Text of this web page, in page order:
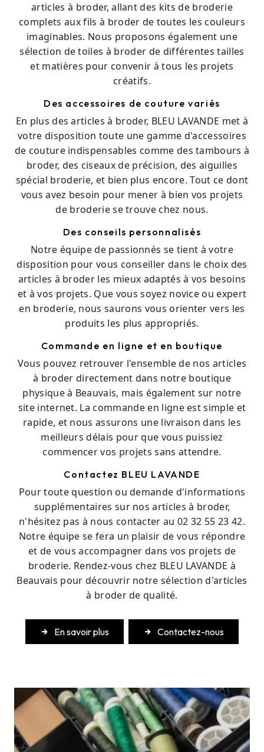
articles à broder, allant des kits de broderie
complets aux fils à broder de toutes les couleurs
imaginables. Nous proposons également une
sélection de toiles à broder de différentes tailles
et matières pour convenir à tous les projets
créatifs.
Des accessoires de couture variés
En plus des articles à broder, BLEU LAVANDE met à
votre disposition toute une gamme d'accessoires
de couture indispensables comme des tambours à
broder, des ciseaux de précision, des aiguilles
spécial broderie, et bien plus encore. Tout ce dont
vous avez besoin pour mener à bien vos projets
de broderie se trouve chez nous.
Des conseils personnalisés
Notre équipe de passionnés se tient à votre
disposition pour vous conseiller dans le choix des
articles à broder les mieux adaptés à vos besoins
et à vos projets. Que vous soyez novice ou expert
en broderie, nous saurons vous orienter vers les
produits les plus appropriés.
Commande en ligne et en boutique
Vous pouvez retrouver l'ensemble de nos articles
à broder directement dans notre boutique
physique à Beauvais, mais également sur notre
site internet. La commande en ligne est simple et
rapide, et nous assurons une livraison dans les
meilleurs délais pour que vous puissiez
commencer vos projets sans attendre.
Contactez BLEU LAVANDE
Pour toute question ou demande d'informations
supplémentaires sur nos articles à broder,
n'hésitez pas à nous contacter au 02 32 55 23 42.
Notre équipe se fera un plaisir de vous répondre
et de vous accompagner dans vos projets de
broderie. Rendez-vous chez BLEU LAVANDE à
Beauvais pour découvrir notre sélection d'articles
à broder de qualité.
En savoir plus Contactez-nous